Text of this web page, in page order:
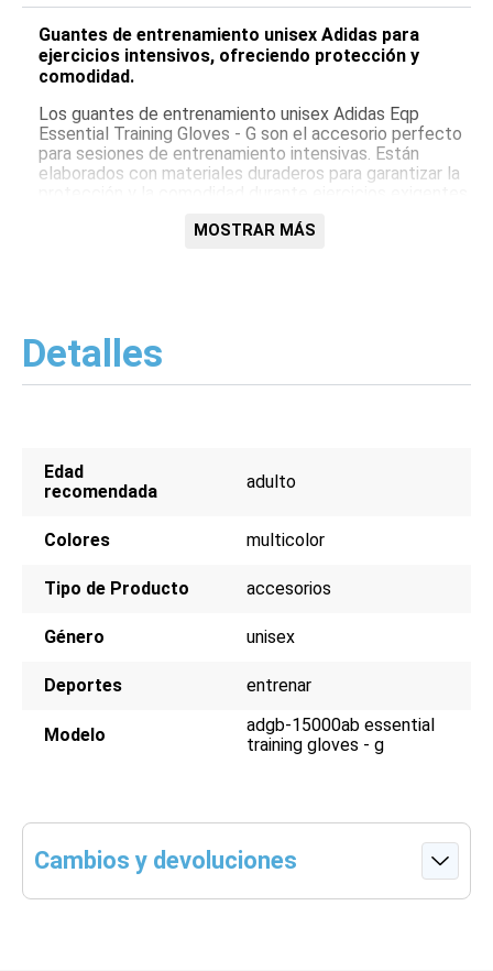
Guantes de entrenamiento unisex Adidas para
ejercicios intensivos, ofreciendo protección y
comodidad.
Los guantes de entrenamiento unisex Adidas Eqp
Essential Training Gloves - G son el accesorio perfecto
para sesiones de entrenamiento intensivas. Están
elaborados con materiales duraderos para garantizar la
un ajuste ceñido y seguro.
Diseño ergonómico para un ajuste perfecto
Cierre ajustable para un ajuste ceñido y seguro
MOSTRAR MÁS
Detalles
Edad
recomendada
adulto
Colores multicolor
Tipo de Producto accesorios
Género unisex
Deportes entrenar
Modelo
adgb-15000ab essential
training gloves - g
Cambios y devoluciones